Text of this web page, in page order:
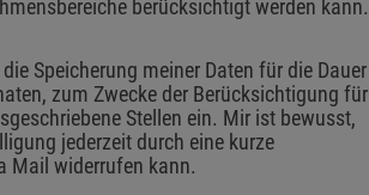
berücksichtigt werden kann.
Speicherung meiner Daten für die Dauer
zum Zwecke der Berücksichtigung für
Stellen ein. Mir ist bewusst,
jederzeit durch eine kurze
Mail widerrufen kann.